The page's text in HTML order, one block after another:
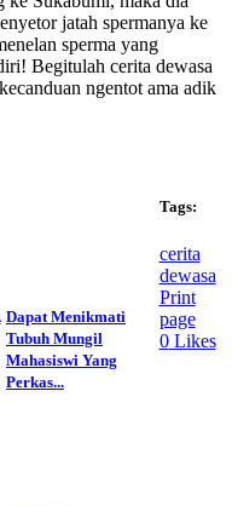
jatah spermanya ke
sperma yang
Begitulah cerita dewasa
ngentot ama adik
Dapat Menikmati
Tubuh Mungil
Mahasiswi Yang
Perkas...
Tags:
cerita
dewasa
Print
page
0Likes